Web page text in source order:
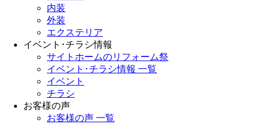
内装
外装
エクステリア
イベント･チラシ情報
サイトホームのリフォーム祭
イベント･チラシ情報 一覧
イベント
チラシ
お客様の声
お客様の声 一覧